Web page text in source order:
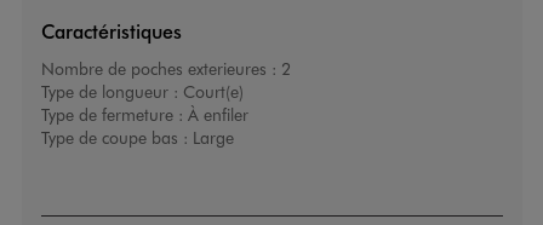
Caractéristiques
Nombre de poches exterieures : 2
Type de longueur : Court(e)
Type de fermeture : À enfiler
Type de coupe bas : Large